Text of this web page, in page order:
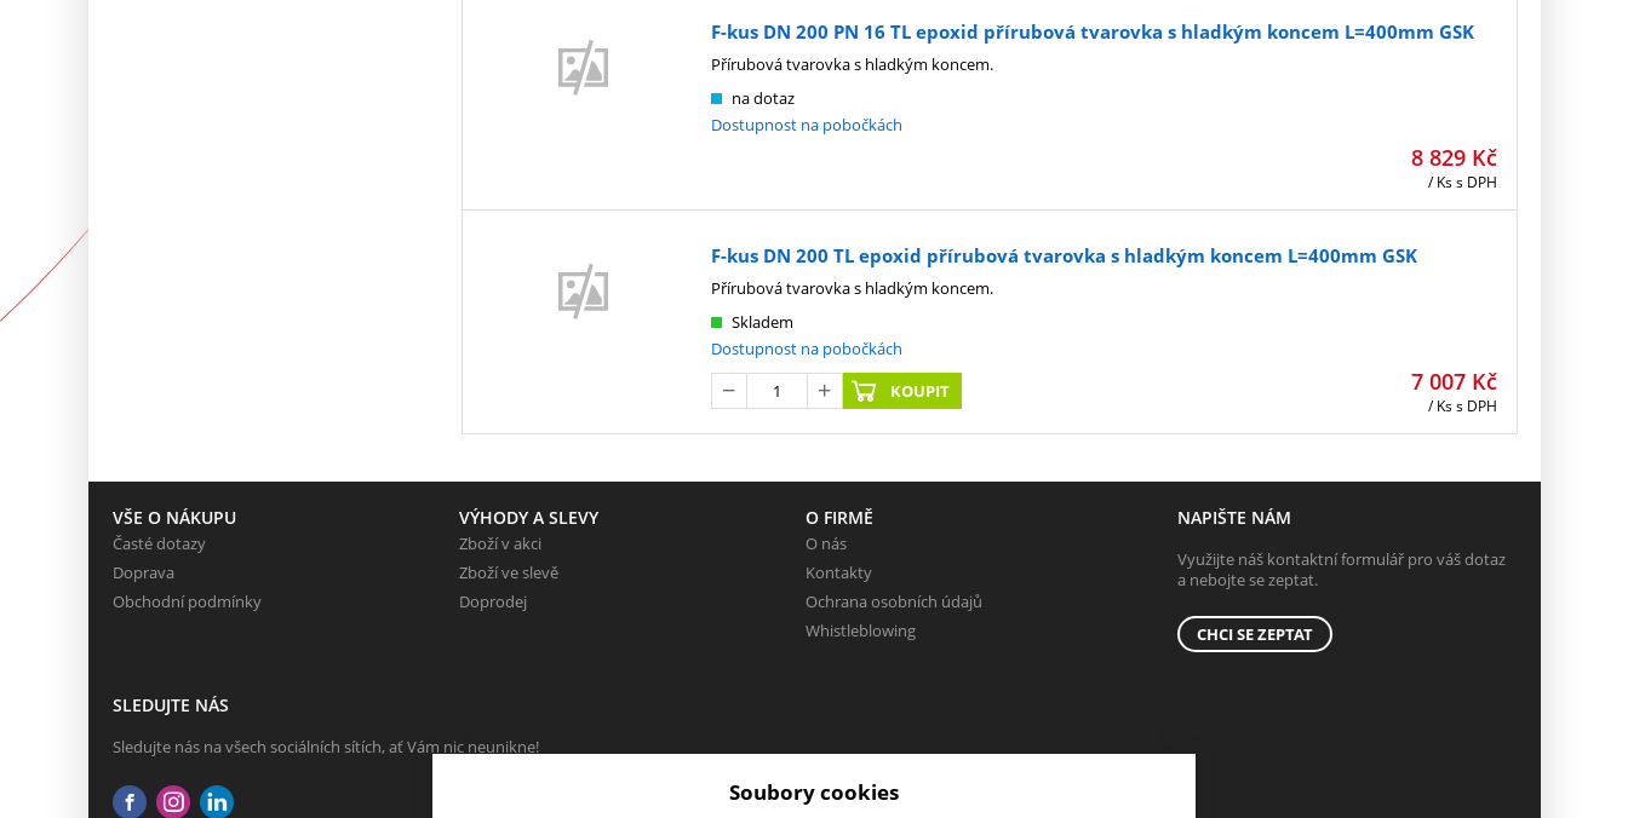
F-kus DN 200 PN 16 TL epoxid přírubová tvarovka s hladkým koncem L=400mm GSK
8 829Kč
/ Kss DPH
na dotaz
Dostupnost na pobočkách
Přírubová tvarovka s hladkým koncem.
F-kus DN 200 TL epoxid přírubová tvarovka s hladkým koncem L=400mm GSK
7 007Kč
/ Kss DPH
Skladem
Dostupnost na pobočkách
KOUPIT
Přírubová tvarovka s hladkým koncem.
VŠE O NÁKUPU
Časté dotazy
Doprava
Obchodní podmínky
VÝHODY A SLEVY
Zboží v akci
Zboží ve slevě
Doprodej
O FIRMĚ
O nás
Kontakty
Ochrana osobních údajů
Whistleblowing
NAPIŠTE NÁM
Využijte náš kontaktní formulář pro váš dotaz
a nebojte se zeptat.
CHCI SE ZEPTAT
SLEDUJTE NÁS
Sledujte nás na všech sociálních sítích, ať Vám nic neunikne!
Soubory cookies